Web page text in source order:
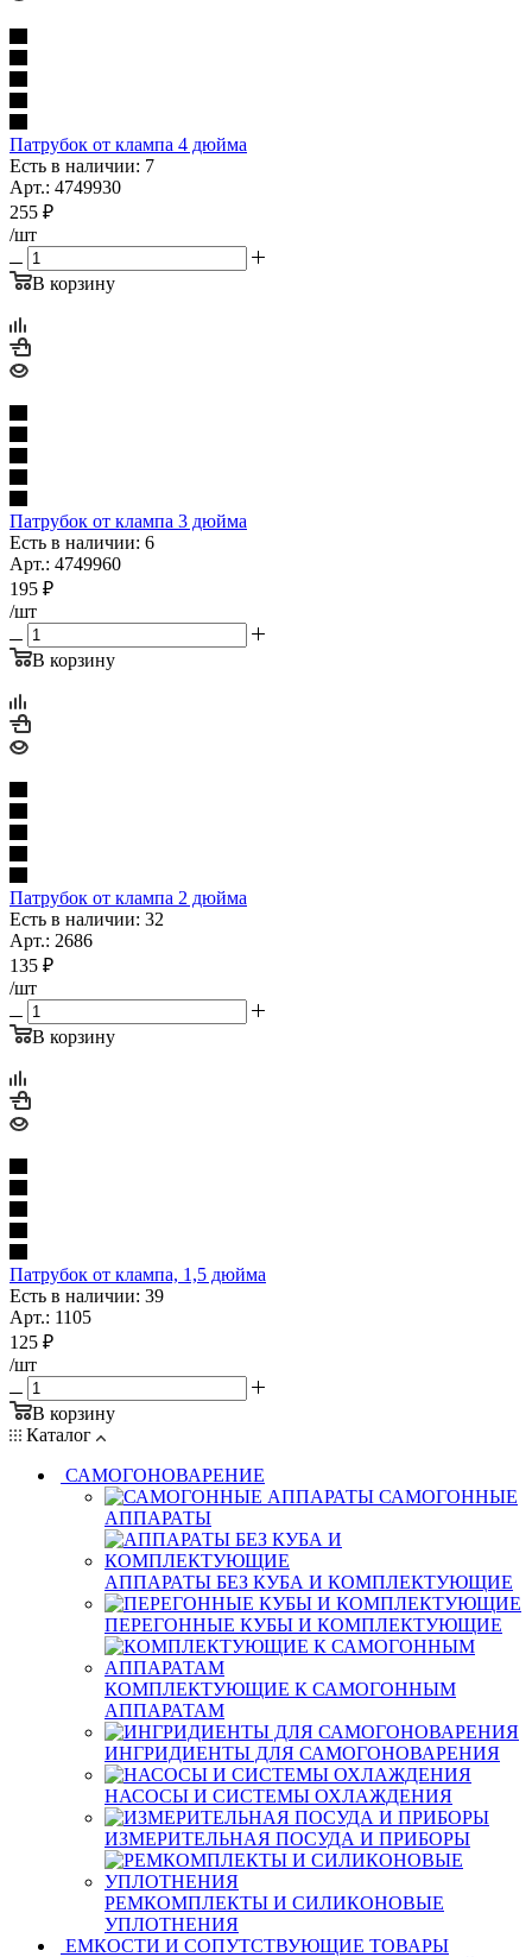
Патрубок от клампа 4 дюйма
Есть в наличии: 7
Арт.: 4749930
255 ₽
/шт
В корзину
Патрубок от клампа 3 дюйма
Есть в наличии: 6
Арт.: 4749960
195 ₽
/шт
В корзину
Патрубок от клампа 2 дюйма
Есть в наличии: 32
Арт.: 2686
135 ₽
/шт
В корзину
Патрубок от клампа, 1,5 дюйма
Есть в наличии: 39
Арт.: 1105
125 ₽
/шт
В корзину
Каталог
САМОГОНОВАРЕНИЕ
САМОГОННЫЕ
АППАРАТЫ
АППАРАТЫ БЕЗ КУБА И КОМПЛЕКТУЮЩИЕ
ПЕРЕГОННЫЕ КУБЫ И КОМПЛЕКТУЮЩИЕ
КОМПЛЕКТУЮЩИЕ К САМОГОННЫМ
АППАРАТАМ
ИНГРИДИЕНТЫ ДЛЯ САМОГОНОВАРЕНИЯ
НАСОСЫ И СИСТЕМЫ ОХЛАЖДЕНИЯ
ИЗМЕРИТЕЛЬНАЯ ПОСУДА И ПРИБОРЫ
РЕМКОМПЛЕКТЫ И СИЛИКОНОВЫЕ
УПЛОТНЕНИЯ
ЕМКОСТИ И СОПУТСТВУЮЩИЕ ТОВАРЫ